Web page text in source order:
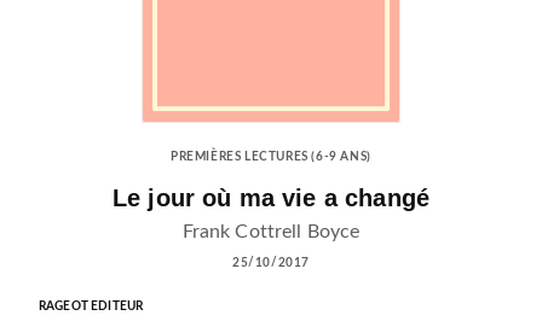
PREMIÈRES LECTURES (6-9 ANS)
Le jour où ma vie a changé
Frank Cottrell Boyce
25/10/2017
RAGEOT EDITEUR